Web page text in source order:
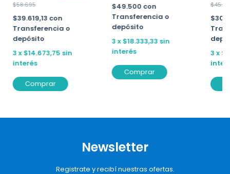
$58.695
$39.619,13 con
Transferencia o
depósito
3 x$14.673,75 sin
interés
Comprar
$49.500 con
Transferencia o
depósito
3x$18.333,33 sin
interés
Comprar
3 x
Newsletter
Registrate y recibí nuestras ofertas.